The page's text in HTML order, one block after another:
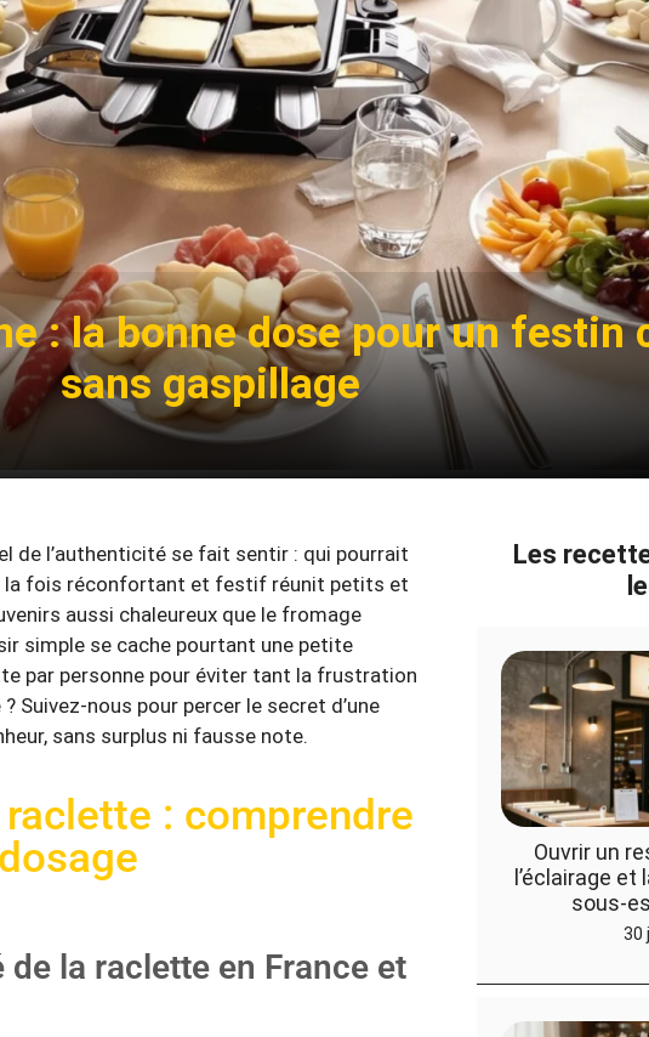
: la bonne dose pour un festin
sans gaspillage
de l’authenticité se fait sentir : qui pourrait
la fois réconfortant et festif réunit petits et
aussi chaleureux que le fromage
simple se cache pourtant une petite
par personne pour éviter tant la frustration
Suivez-nous pour percer le secret d’une
sans surplus ni fausse note.
: comprendre
la raclette en France et
Les
Ouvrir un
l’éclairage et
sous-
30